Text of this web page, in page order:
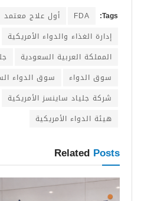
Tags:
FDA
أول علاج معتمد
إدارة الغذاء والدواء الأمريكية
المملكة العربية السعودية
سوق الدواء
سوق الدواء
شركة جلياد ساينسز الأمريكية
هيئة الدواء الأمريكية
Related Posts